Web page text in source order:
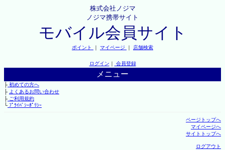
株式会社ノジマ
ノジマ携帯サイト
モバイル会員サイト
ポイント ｜ マイページ ｜ 店舗検索
ログイン ｜ 会員登録
メニュー
├初めての方へ
├ よくあるお問い合わせ
├ご利用規約
└ﾌﾟﾗｲﾊﾞｼｰﾎﾟﾘｼｰ
ページトップへ
マイページへ
サイトトップへ
ログアウト